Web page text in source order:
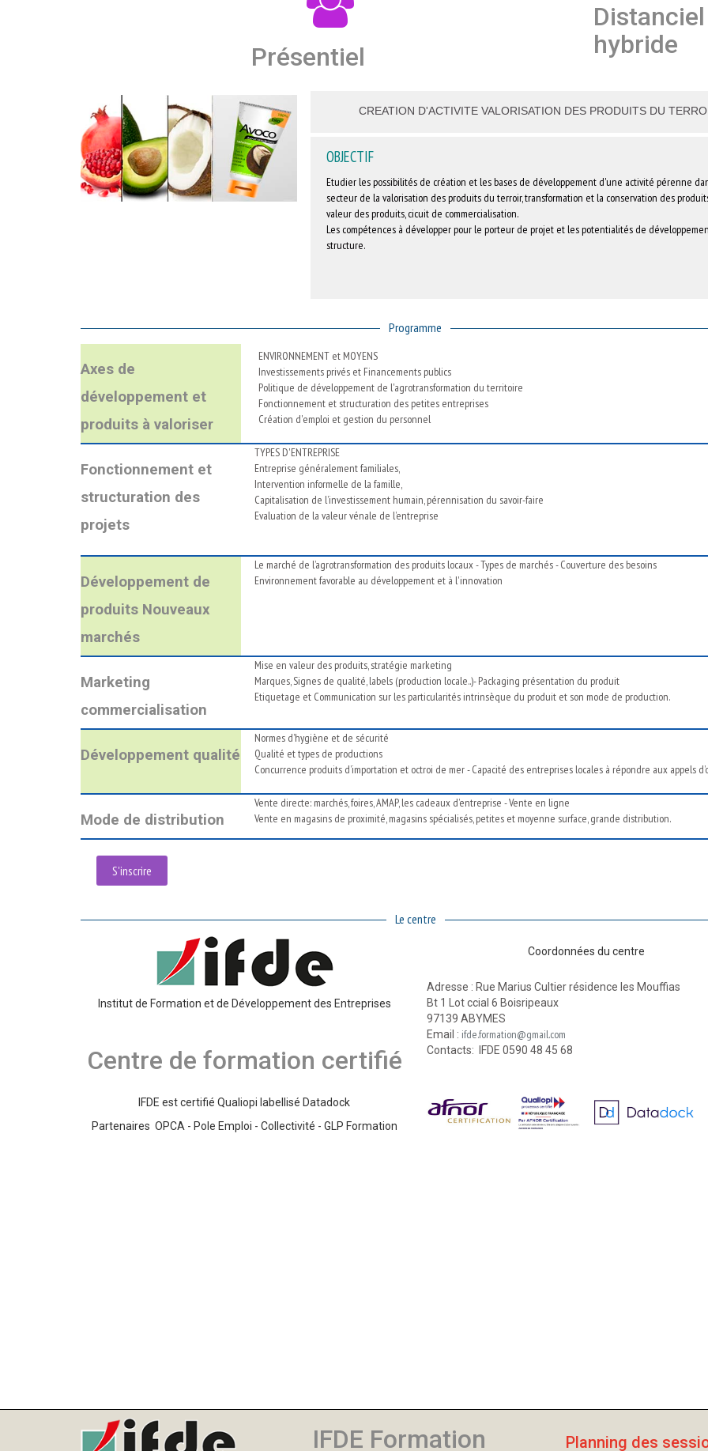
Présentiel
hybride
CREATION D'ACTIVITE VALORISATION DES PRODUITS DU
OBJECTIF
Etudier les possibilités de création et les bases de développement d'une activité pérenne
secteur de la valorisation des produits du terroir, transformation et la conservation des
valeur des produits, cicuit de commercialisation.
Les compétences à développer pour le porteur de projet et les potentialités de
structure.
Programme
Axes de
développement et
produits à valoriser
ENVIRONNEMENT et MOYENS
Investissements privés et Financements publics
Politique de développement de l'agrotransformation du territoire
Fonctionnement et structuration des petites entreprises
Création d'emploi et gestion du personnel
Fonctionnement et
structuration des
projets
TYPES D'ENTREPRISE
Entreprise généralement familiales,
Intervention informelle de la famille,
Capitalisation de l’investissement humain, pérennisation du savoir-faire
Evaluation de la valeur vénale de l’entreprise
Développement de
produits Nouveaux
marchés
Le marché de l’agrotransformation des produits locaux - Types de marchés - Couverture des besoins
Environnement favorable au développement et à l'innovation
Marketing
commercialisation
Mise en valeur des produits, stratégie marketing
Marques, Signes de qualité, labels (production locale..)- Packaging présentation du produit
Etiquetage et Communication sur les particularités intrinsèque du produit et son mode de production.
Développement qualité
Normes d’hygiène et de sécurité
Qualité et types de productions
Concurrence produits d’importation et octroi de mer - Capacité des entreprises locales à répondre aux appels
Mode de distribution
Vente directe: marchés, foires, AMAP, les cadeaux d’entreprise - Vente en ligne
Vente en magasins de proximité, magasins spécialisés, petites et moyenne surface, grande distribution.
S'inscrire
Le centre
Institut de Formation et de Développement des Entreprises
Centre de formation certifié
IFDE est certifié Qualiopi labellisé Datadock
Partenaires OPCA - Pole Emploi - Collectivité - GLP Formation
Coordonnées du centre
Adresse : Rue Marius Cultier résidence les Mouffias
Bt 1 Lot ccial 6 Boisripeaux
97139 ABYMES
Email : ifde.formation@gmail.com
Contacts: IFDE 0590 48 45 68
IFDE Formation Planning des